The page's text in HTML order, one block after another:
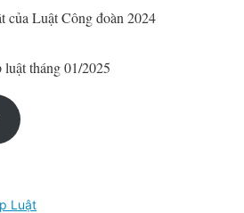
của Luật Công đoàn 2024
luật tháng 01/2025
Luật